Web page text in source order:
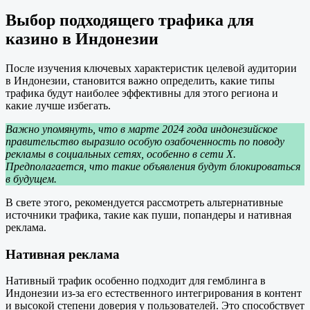
Выбор подходящего трафика для
казино в Индонезии
После изучения ключевых характеристик целевой аудитории
в Индонезии, становится важно определить, какие типы
трафика будут наиболее эффективны для этого региона и
какие лучше избегать.
Важно упомянуть, что в марте 2024 года индонезийское
правительство выразило особую озабоченность по поводу
рекламы в социальных сетях, особенно в сети X.
Предполагается, что такие объявления будут блокироваться
в будущем.
В свете этого, рекомендуется рассмотреть альтернативные
источники трафика, такие как пуши, попандеры и нативная
реклама.
Нативная реклама
Нативный трафик особенно подходит для гемблинга в
Индонезии из-за его естественного интегрирования в контент
и высокой степени доверия у пользователей. Это способствует